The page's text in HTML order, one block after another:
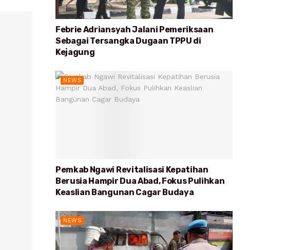
Febrie Adriansyah Jalani Pemeriksaan
Sebagai Tersangka Dugaan TPPU di
Kejagung
NEWS
Pemkab Ngawi Revitalisasi Kepatihan
Berusia Hampir Dua Abad, Fokus Pulihkan
Keaslian Bangunan Cagar Budaya
NEWS